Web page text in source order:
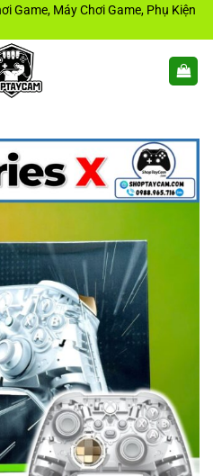
Game, Máy Chơi Game, Phụ Kiện